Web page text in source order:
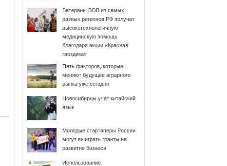
Ветераны ВОВ из самых
разных регионов РФ получат
высокотехнологичную
медицинскую помощь
благодаря акции «Красная
гвоздика»
Пять факторов, которые
меняют будущее аграрного
рынка уже сегодня
Новосибирцы учат китайский
язык
Молодые стартаперы России
могут выиграть гранты на
развитие бизнеса
Использование